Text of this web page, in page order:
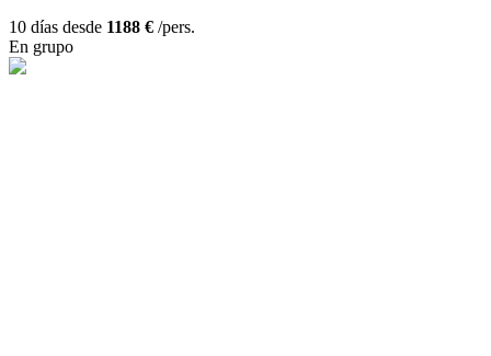
10 días desde 1188 € /pers.
En grupo